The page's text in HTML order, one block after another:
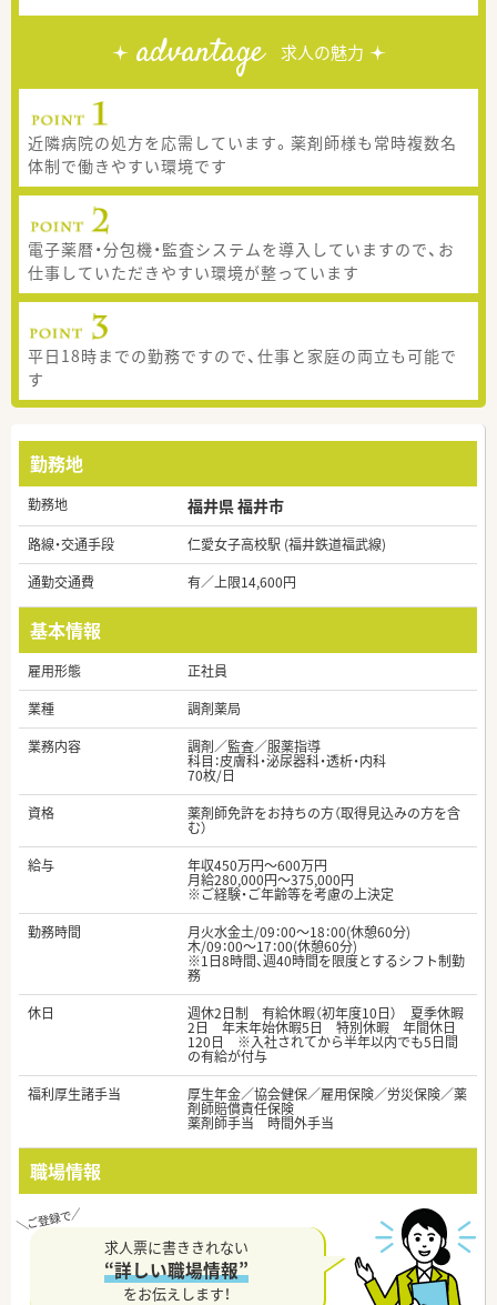
advantage 求人の魅力
近隣病院の処方を応需しています。薬剤師様も常時複数名
体制で働きやすい環境です
電子薬暦・分包機・監査システムを導入していますので、お
仕事していただきやすい環境が整っています
平日18時までの勤務ですので、仕事と家庭の両立も可能で
す
勤務地
勤務地 福井県 福井市
路線・交通手段
仁愛女子高校駅 (福井鉄道福武線)
通勤交通費
有／上限14,600円
基本情報
雇用形態
正社員
業種
調剤薬局
業務内容
調剤／監査／服薬指導
科目：皮膚科・泌尿器科・透析・内科
70枚/日
資格
薬剤師免許をお持ちの方（取得見込みの方を含
む）
給与
年収450万円～600万円
月給280,000円～375,000円
※ご経験・ご年齢等を考慮の上決定
勤務時間
月火水金土/09：00～18：00(休憩60分)
木/09：00～17：00(休憩60分)
※1日8時間、週40時間を限度とするシフト制勤
務
休日
週休2日制 有給休暇（初年度10日） 夏季休暇
2日 年末年始休暇5日 特別休暇 年間休日
120日 ※入社されてから半年以内でも5日間
の有給が付与
福利厚生諸手当
厚生年金／協会健保／雇用保険／労災保険／薬
剤師賠償責任保険
薬剤師手当 時間外手当
職場情報
求人票に書ききれない
“詳しい職場情報”
をお伝えします！